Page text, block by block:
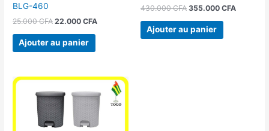
BLG-460
25.000CFA 22.000CFA
Ajouter au panier
430.000CFA 355.000 CFA
Ajouter au panier